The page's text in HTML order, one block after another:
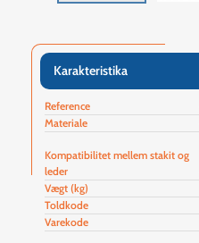
Karakteristika
Reference
Materiale
Kompatibilitet mellem stakit og
leder
Vægt (kg)
Toldkode
Varekode